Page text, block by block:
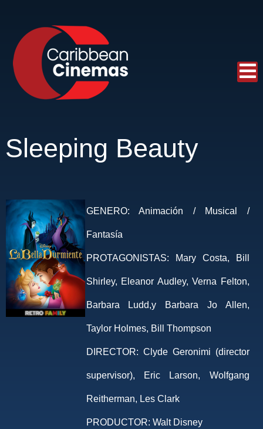
Sleeping Beauty
GENERO: Animación / Musical /
Fantasía
PROTAGONISTAS: Mary Costa, Bill
Shirley, Eleanor Audley, Verna Felton,
Barbara Ludd,y Barbara Jo Allen,
Taylor Holmes, Bill Thompson
DIRECTOR: Clyde Geronimi (director
supervisor), Eric Larson, Wolfgang
Reitherman, Les Clark
PRODUCTOR: Walt Disney